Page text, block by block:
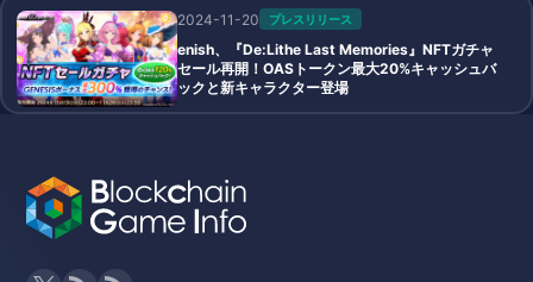
2024-11-20 プレスリリース
enish、『De:Lithe Last Memories』NFTガチャ
セール再開！OASトークン最大20%キャッシュバ
ックと新キャラクター登場